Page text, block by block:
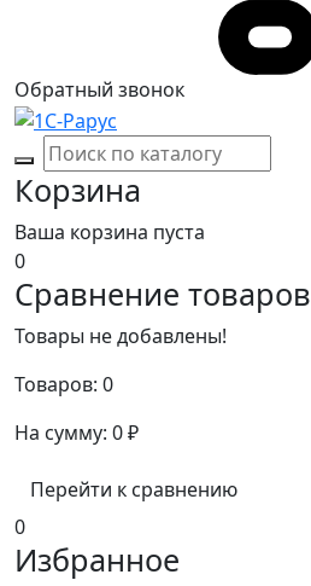
Обратный звонок
Корзина
Ваша корзина пуста
0
Сравнение товаров
Товары не добавлены!
Товаров: 0
На сумму: 0₽
Перейти к сравнению
0
Избранное